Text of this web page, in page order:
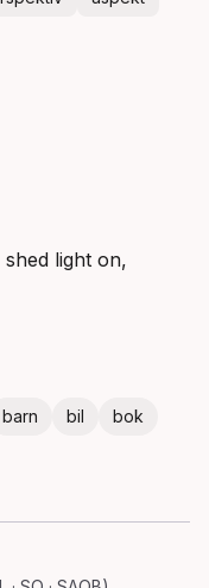
light on,
barn bil
bok